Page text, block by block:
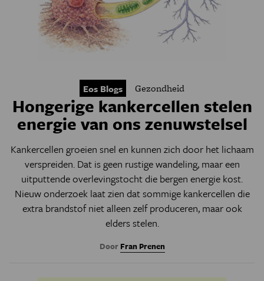
Eos Blogs Gezondheid
Hongerige kankercellen stelen
energie van ons zenuwstelsel
Kankercellen groeien snel en kunnen zich door het lichaam
verspreiden. Dat is geen rustige wandeling, maar een
uitputtende overlevingstocht die bergen energie kost.
Nieuw onderzoek laat zien dat sommige kankercellen die
extra brandstof niet alleen zelf produceren, maar ook
elders stelen.
Door Fran Prenen